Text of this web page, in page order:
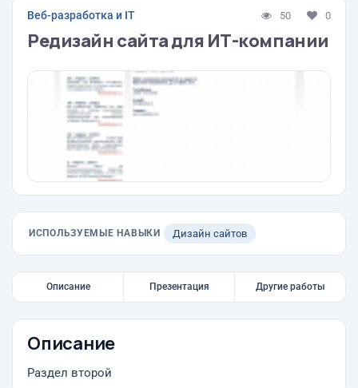
Веб-разработка и IT 50 0
Редизайн сайта для ИТ-компании
ИСПОЛЬЗУЕМЫЕ НАВЫКИ Дизайн сайтов
Описание Презентация Другие работы
Описание
Раздел второй